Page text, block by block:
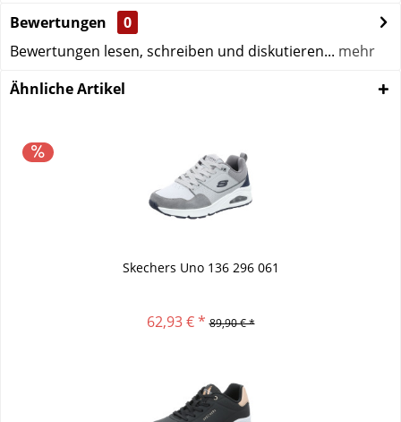
Bewertungen
0
Bewertungen lesen, schreiben und diskutieren... mehr
Ähnliche Artikel
Skechers Uno 136 296 061
62,93 € * 89,90 € *